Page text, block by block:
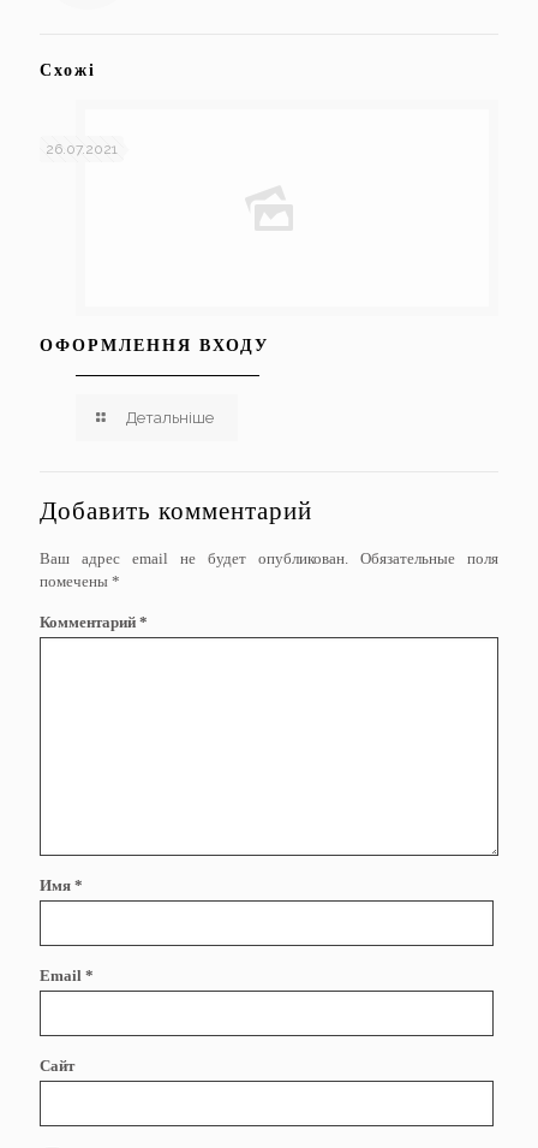
Схожі
26.07.2021
ОФОРМЛЕННЯ ВХОДУ
Детальніше
Добавить комментарий
Ваш адрес email не будет опубликован.
Обязательные поля
помечены *
Комментарий *
Имя *
Email *
Сайт